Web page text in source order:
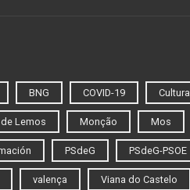
BNG COVID-19 Cultura
Lemos Monção Mos
PSdeG PSdeG-PSOE
valença Viana do Castelo